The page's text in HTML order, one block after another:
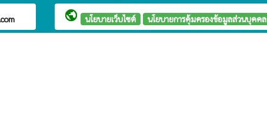
public นโยบายเว็บไซต์ นโยบายการคุ้มครองข้อมูลส่วนบุคคล